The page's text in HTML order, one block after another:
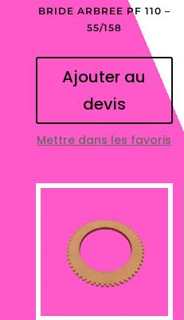
BRIDE ARBREE PF 110 –
55/158
Ajouter au
devis
Mettre dans les favoris